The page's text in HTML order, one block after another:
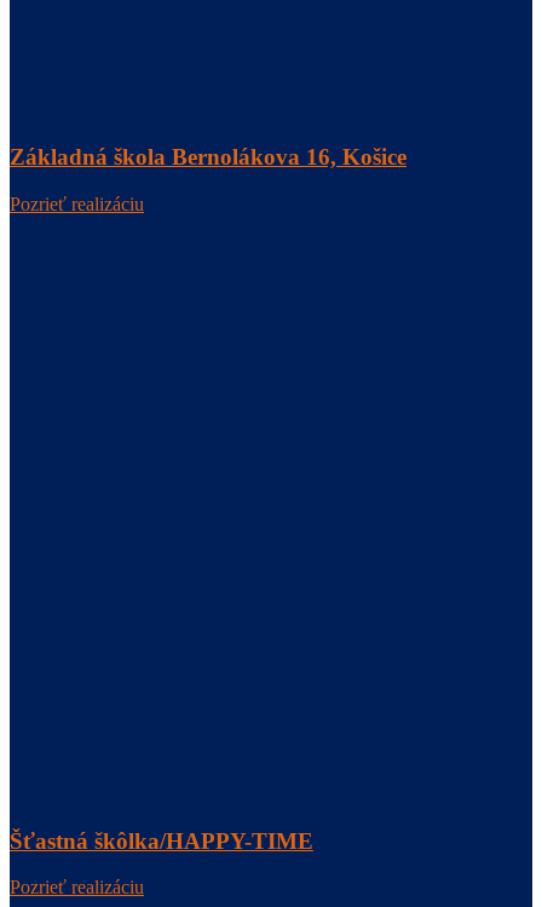
Základná škola Bernolákova 16, Košice
Pozrieť realizáciu
Šťastná škôlka/HAPPY-TIME
Pozrieť realizáciu